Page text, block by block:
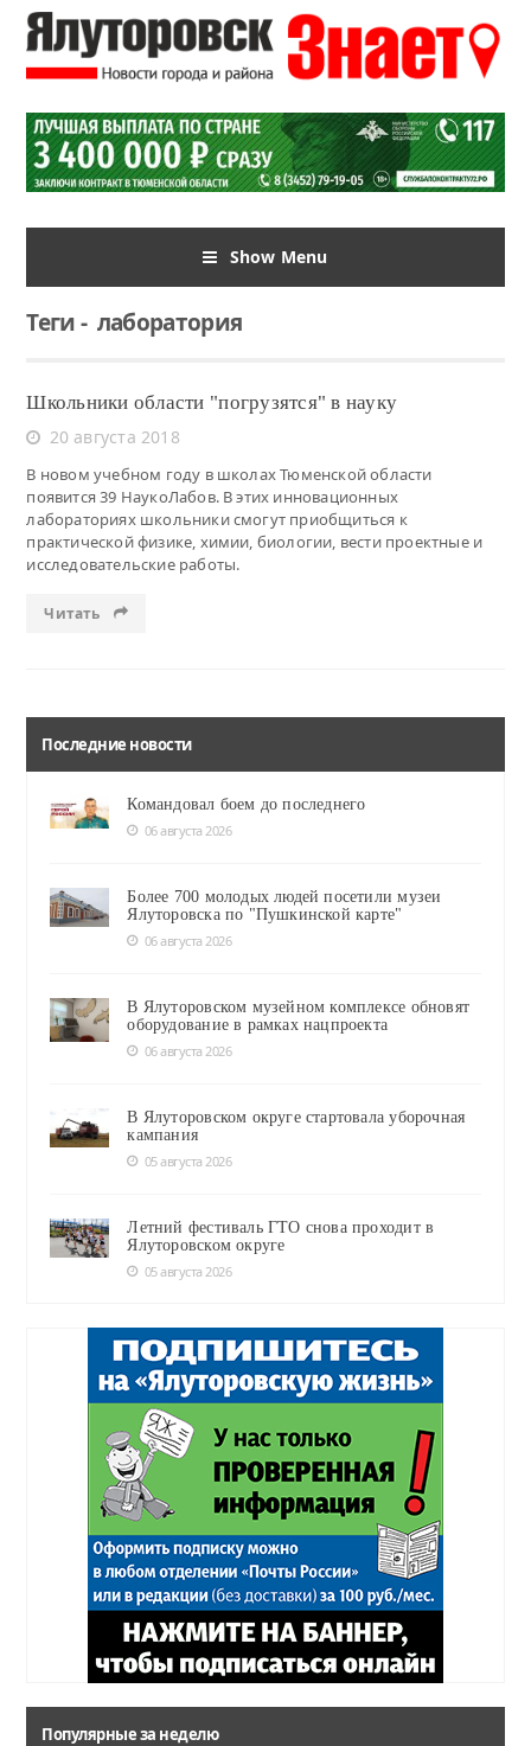
Show Menu
Теги-лаборатория
Школьники области "погрузятся" в науку
20 августа 2018
В новом учебном году в школах Тюменской области
появится 39 НаукоЛабов. В этих инновационных
лабораториях школьники смогут приобщиться к
практической физике, химии, биологии, вести проектные и
исследовательские работы.
Читать
Последние новости
Командовал боем до последнего
06 августа 2026
Более 700 молодых людей посетили музеи
Ялуторовска по "Пушкинской карте"
06 августа 2026
В Ялуторовском музейном комплексе обновят
оборудование в рамках нацпроекта
06 августа 2026
В Ялуторовском округе стартовала уборочная
кампания
05 августа 2026
Летний фестиваль ГТО снова проходит в
Ялуторовском округе
05 августа 2026
Популярные за неделю